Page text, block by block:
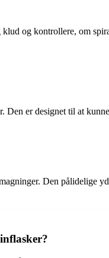
og kontrollere, om
er designet til at
Den pålidelige